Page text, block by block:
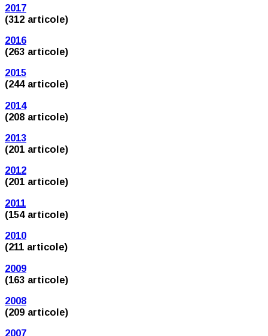
2017
(312 articole)
2016
(263 articole)
2015
(244 articole)
2014
(208 articole)
2013
(201 articole)
2012
(201 articole)
2011
(154 articole)
2010
(211 articole)
2009
(163 articole)
2008
(209 articole)
2007